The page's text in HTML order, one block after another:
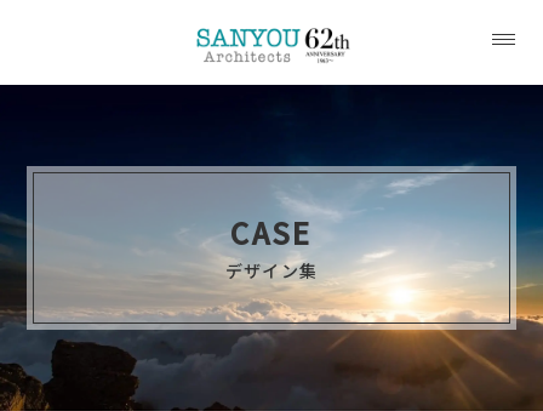
CASE
デザイン集